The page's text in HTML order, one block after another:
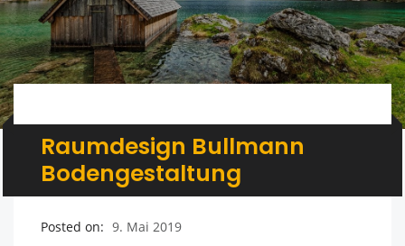
Raumdesign Bullmann
Bodengestaltung
Posted on 9. Mai 2019